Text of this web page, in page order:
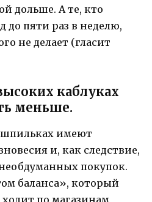
дольше. А те, кто
до пяти раз в неделю,
не делает (гласит
каблуках
меньше.
имеют
и, как следствие,
покупок.
баланса», который